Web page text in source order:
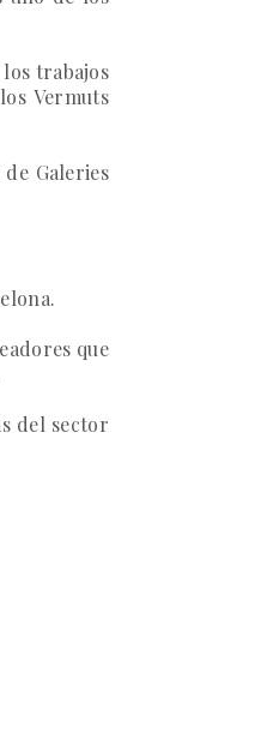
trabajos
Vermuts
de Galeries
.
que
del sector